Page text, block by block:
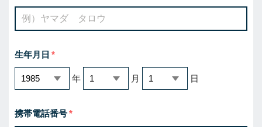
生年月日
年 月 日
携帯電話番号